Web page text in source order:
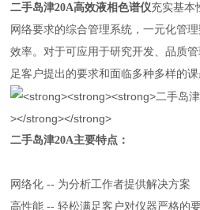
二手岛津20A高效液相色谱仪充实基本
网络要求的综合管理系统，一元化管
效率。对于可应用于研究开发、品质
足客户提出的要求和面临多种多样的课
二手岛津20A主要特点：
网络化 -- 为分析工作者提供解决方案
高性能 -- 轻松满足客户对仪器严格的